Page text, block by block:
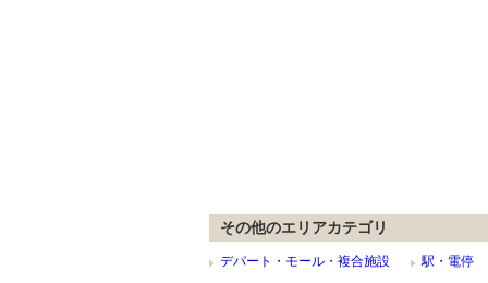
その他のエリアカテゴリ
デパート・モール・複合施設 駅・電停